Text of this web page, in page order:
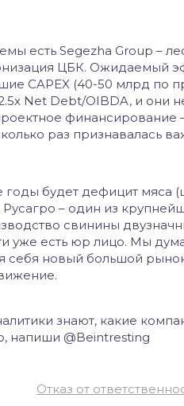
есть Segezha Group –
ЦБК. Ожидаемый
CAPEX (40-50 млрд по
Net Debt/OIBDA, и они
финансирование
раз признавалась
годы будет дефицит мяса
– один из
свинины
уже есть юр лицо. Мы
себя новый большой
знают, какие
напиши @Beintresting
Отказ от